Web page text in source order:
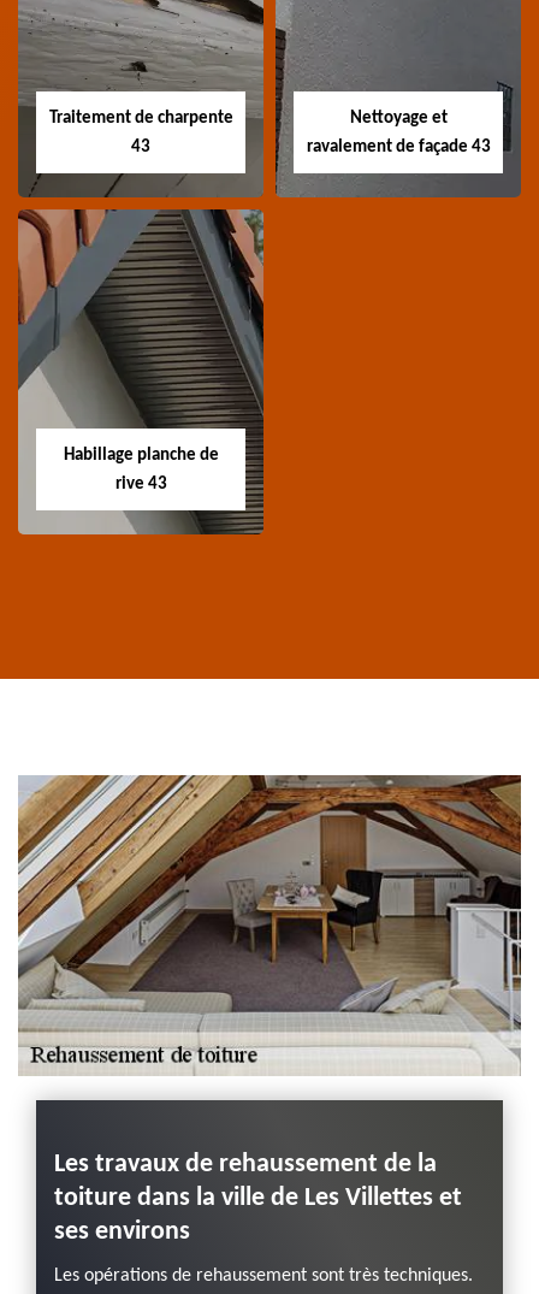
Devis nettoyage de
toiture 43 Haute-Loire
Devis réparation de
toiture 43 Haute-Loire
Traitement de charpente
43
Traitement de
charpente 43
Spécialiste en
traitement de
Loire
Nettoyage et
ravalement de façade 43
Habillage planche de
rive 43
de rive 43
Haute-Loire
Les travaux de rehaussement de la
toiture dans la ville de Les Villettes et
ses environs
Les opérations de rehaussement sont très techniques.